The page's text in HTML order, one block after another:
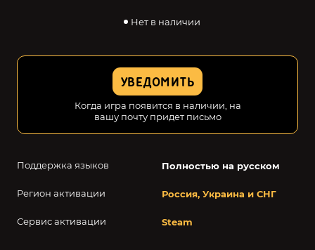
Нет в наличии
УВЕДОМИТЬ
Когда игра появится в наличии, на
вашу почту придет письмо
Поддержка языков Полностью на русском
Регион активации Россия, Украина и СНГ
Сервис активации Steam